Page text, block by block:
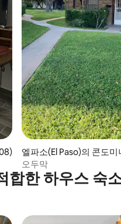
(5점 만점), 후기 108개
엘파소(El Paso)의 콘도미
오두막
합한 하우스 숙